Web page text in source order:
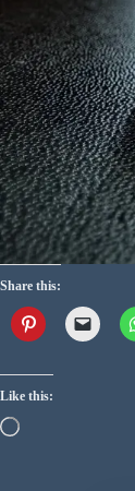
Share this:
Like this: